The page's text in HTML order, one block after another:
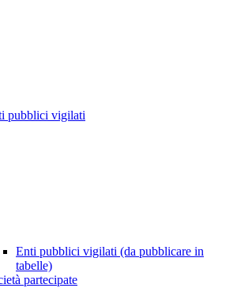
pubblici vigilati
Enti pubblici vigilati (da pubblicare in
tabelle)
partecipate